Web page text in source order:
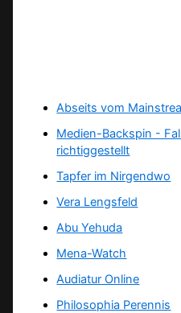
Abseits vom
Medien-Backspin -
richtiggestellt
Tapfer im Nirgendwo
Vera Lengsfeld
Abu Yehuda
Mena-Watch
Audiatur Online
Philosophia Perennis